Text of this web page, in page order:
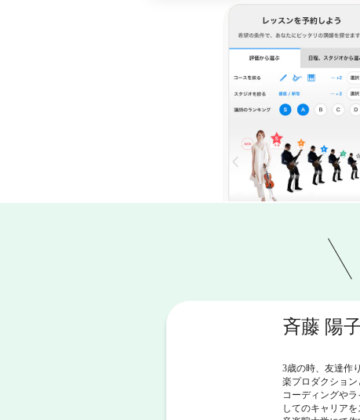
斉藤 陽
3歳の時、友達作
楽プロダクショ
コーディングや
してのキャリア